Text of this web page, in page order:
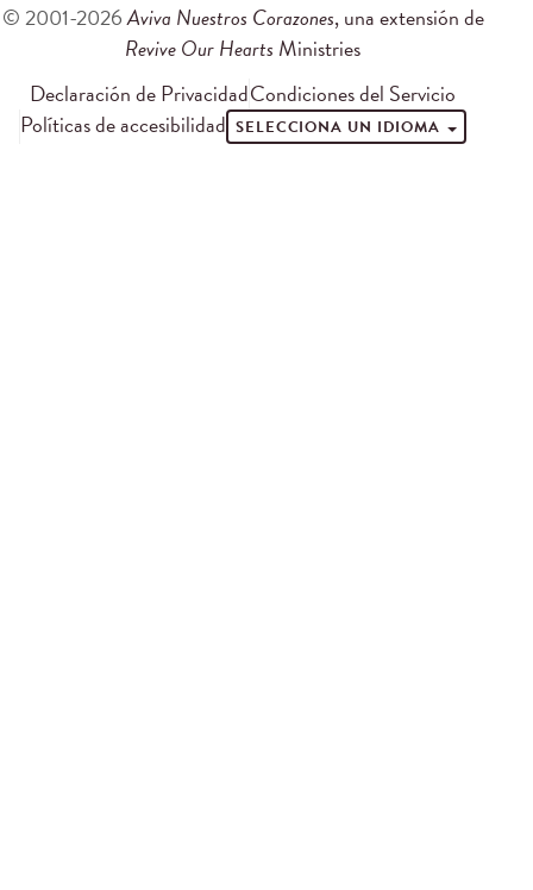
© 2001-2026Aviva Nuestros Corazones, una extensión de
Revive Our Hearts Ministries
Declaración de PrivacidadCondiciones del Servicio
Políticas de accesibilidad SELECCIONA UN IDIOMA